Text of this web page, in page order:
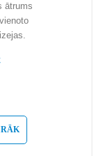
ātrums